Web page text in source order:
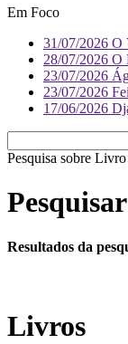
Em Foco
31/07/2026 O
28/07/2026 O
23/07/2026
23/07/2026
17/06/2026
Pesquisa sobre
Pesquisar
Resultados da
Livros